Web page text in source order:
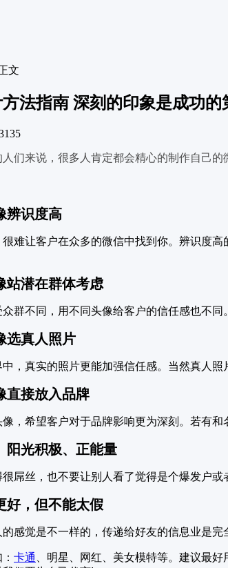
文
法指南 深刻的印象是成功的
人们来说，很多人肯定都会精心的制作自己
辨识度高
难让客户在众多的微信中找到你。辨识度
站潜在群体考虑
群不同，用不同头像给客户的信任感也不
选真人照片
，真实的照片更能加强信任感。当然真人
直接放入品牌
，希望客户对于品牌影响更为深刻。若有
阳光积极、正能量
屌丝，也不要让别人看了觉得是个爆发户或
好，但不能太假
感觉是不一样的，传递给好友的信息业是
卡通
、明星、网红、美女模特等。建议最